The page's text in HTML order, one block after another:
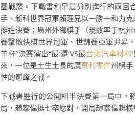
園戰罷。下戰書和早晨分別進行的兩回
手、新科世界冠軍賴理兄以一勝一和力克
挺進決賽；廣州外鄉棋手（現效率于杭
賽擊敗快棋世界冠軍、世錦賽亞軍尹昇
羊杯”決賽演出“最‘遠’VS最台北汽車材料
來，一位是土生土長的廣賓利零件州棋
性的巔峰之戰。
下戰書進行的公開組半決賽第一局中，
局，趙攀偉挺七卒應對，開局趙攀偉起